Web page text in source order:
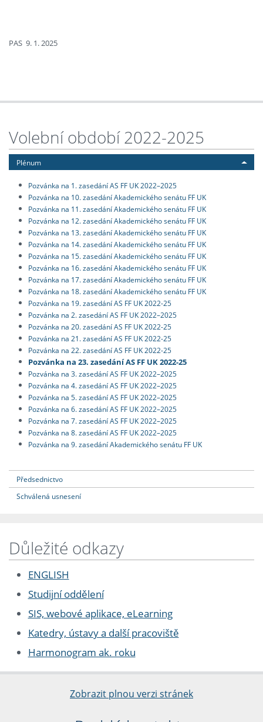
PAS 9. 1. 2025
Volební období 2022-2025
Plénum
Pozvánka na 1. zasedání AS FF UK 2022–2025
Pozvánka na 10. zasedání Akademického senátu FF UK
Pozvánka na 11. zasedání Akademického senátu FF UK
Pozvánka na 12. zasedání Akademického senátu FF UK
Pozvánka na 13. zasedání Akademického senátu FF UK
Pozvánka na 14. zasedání Akademického senátu FF UK
Pozvánka na 15. zasedání Akademického senátu FF UK
Pozvánka na 16. zasedání Akademického senátu FF UK
Pozvánka na 17. zasedání Akademického senátu FF UK
Pozvánka na 18. zasedání Akademického senátu FF UK
Pozvánka na 19. zasedání AS FF UK 2022-25
Pozvánka na 2. zasedání AS FF UK 2022–2025
Pozvánka na 20. zasedání AS FF UK 2022-25
Pozvánka na 21. zasedání AS FF UK 2022-25
Pozvánka na 22. zasedání AS FF UK 2022-25
Pozvánka na 23. zasedání AS FF UK 2022-25
Pozvánka na 3. zasedání AS FF UK 2022–2025
Pozvánka na 4. zasedání AS FF UK 2022–2025
Pozvánka na 5. zasedání AS FF UK 2022–2025
Pozvánka na 6. zasedání AS FF UK 2022–2025
Pozvánka na 7. zasedání AS FF UK 2022–2025
Pozvánka na 8. zasedání AS FF UK 2022–2025
Pozvánka na 9. zasedání Akademického senátu FF UK
Předsednictvo
Schválená usnesení
Důležité odkazy
ENGLISH
Studijní oddělení
SIS, webové aplikace, eLearning
Katedry, ústavy a další pracoviště
Harmonogram ak. roku
Zobrazit plnou verzi stránek